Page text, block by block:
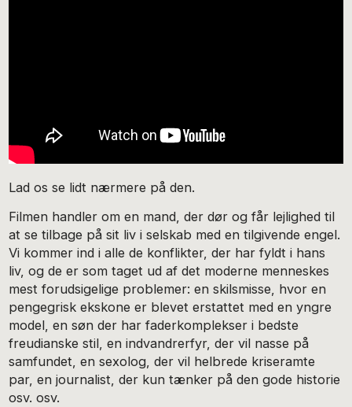
Lad os se lidt nærmere på den.
Filmen handler om en mand, der dør og får lejlighed til
at se tilbage på sit liv i selskab med en tilgivende engel.
Vi kommer ind i alle de konflikter, der har fyldt i hans
liv, og de er som taget ud af det moderne menneskes
mest forudsigelige problemer: en skilsmisse, hvor en
pengegrisk ekskone er blevet erstattet med en yngre
model, en søn der har faderkomplekser i bedste
freudianske stil, en indvandrerfyr, der vil nasse på
samfundet, en sexolog, der vil helbrede kriseramte
par, en journalist, der kun tænker på den gode historie
osv. osv.